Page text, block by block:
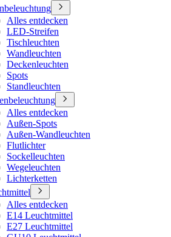
Alles entdecken
LED-Streifen
Tischleuchten
Wandleuchten
Deckenleuchten
Spots
Standleuchten
Alles entdecken
Außen-Spots
Außen-Wandleuchten
Flutlichter
Sockelleuchten
Wegeleuchten
Lichterketten
Alles entdecken
E14 Leuchtmittel
E27 Leuchtmittel